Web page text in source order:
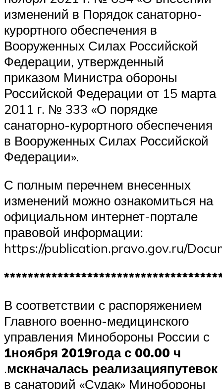
изменений в Порядок санаторно-
курортного обеспечения в
Вооруженных Силах Российской
Федерации, утвержденный
приказом Министра обороны
Российской Федерации от 15 марта
2011 г. № 333 «О порядке
санаторно-курортного обеспечения
в Вооруженных Силах Российской
Федерации».
С полным перечнем внесенных
изменений можно ознакомиться на
официальном интернет-портале
правовой информации:
https://publication.pravo.gov.ru/
В соответствии с распоряжением
Главного военно-медицинского
управления Минобороны России с
1ноября 2019года с 00.00 ч
.мскначалась реализацияпутевок
в санаторий «Судак» Минобороны